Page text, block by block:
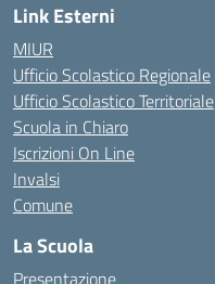
Link Esterni
MIUR
Ufficio Scolastico Regionale
Ufficio Scolastico Territoriale
Scuola in Chiaro
Iscrizioni On Line
Invalsi
Comune
La Scuola
Presentazione